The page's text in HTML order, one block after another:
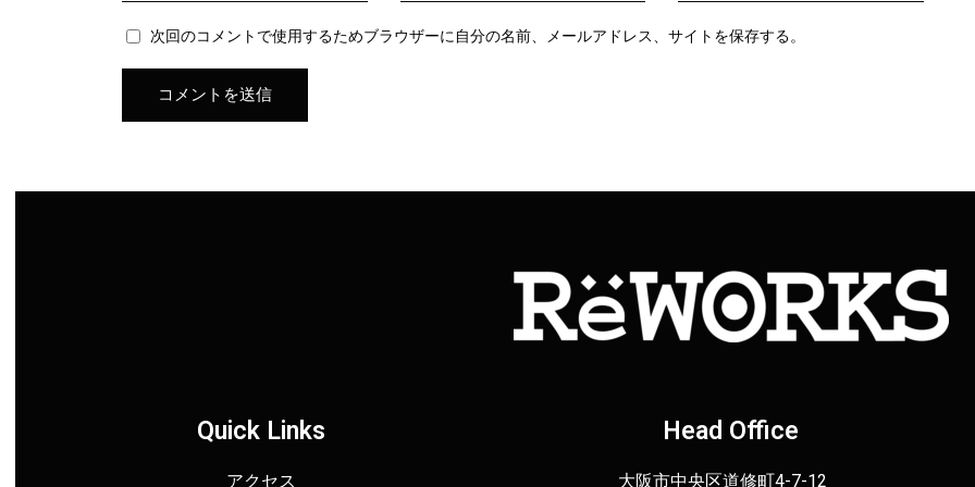
次回のコメントで使用するためブラウザーに自分の名前、メールアドレス、サイトを保存する。
Quick Links
アクセス
Head Office
大阪市中央区道修町4-7-12